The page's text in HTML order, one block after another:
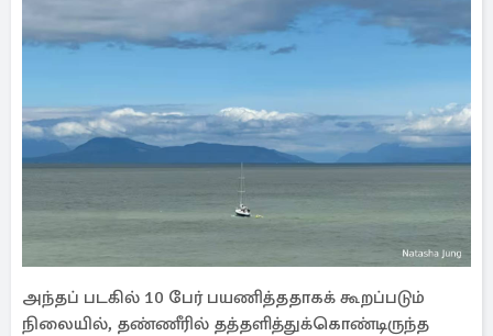
அந்தப் படகில் 10 பேர் பயணித்ததாகக் கூறப்படும்
நிலையில், தண்ணீரில் தத்தளித்துக்கொண்டிருந்த